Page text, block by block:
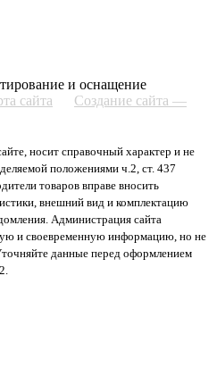
и оснащение
сайта
Создание сайта —
носит справочный характер и не
положениями ч.2, ст. 437
товаров вправе вносить
внешний вид и комплектацию
Администрация сайта
и своевременную информацию, но не
данные перед оформлением